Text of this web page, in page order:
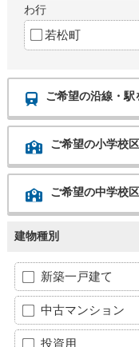
わ行
若松町
ご希望の沿線・
ご希望の小学校
ご希望の中学校
建物種別
新築一戸建て
中古マンション
投資用